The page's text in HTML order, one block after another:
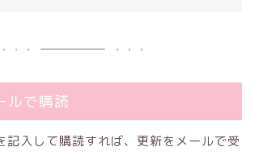
ルで購読
記入して購読すれば、更新をメールで受